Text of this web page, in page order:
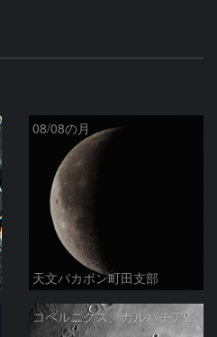
08/08の月
天文バカボン町田支部
コペルニクス、カルパチア山脈付近